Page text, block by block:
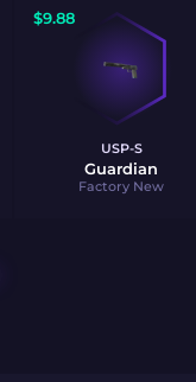
$9.88
USP-S
Guardian
Factory New